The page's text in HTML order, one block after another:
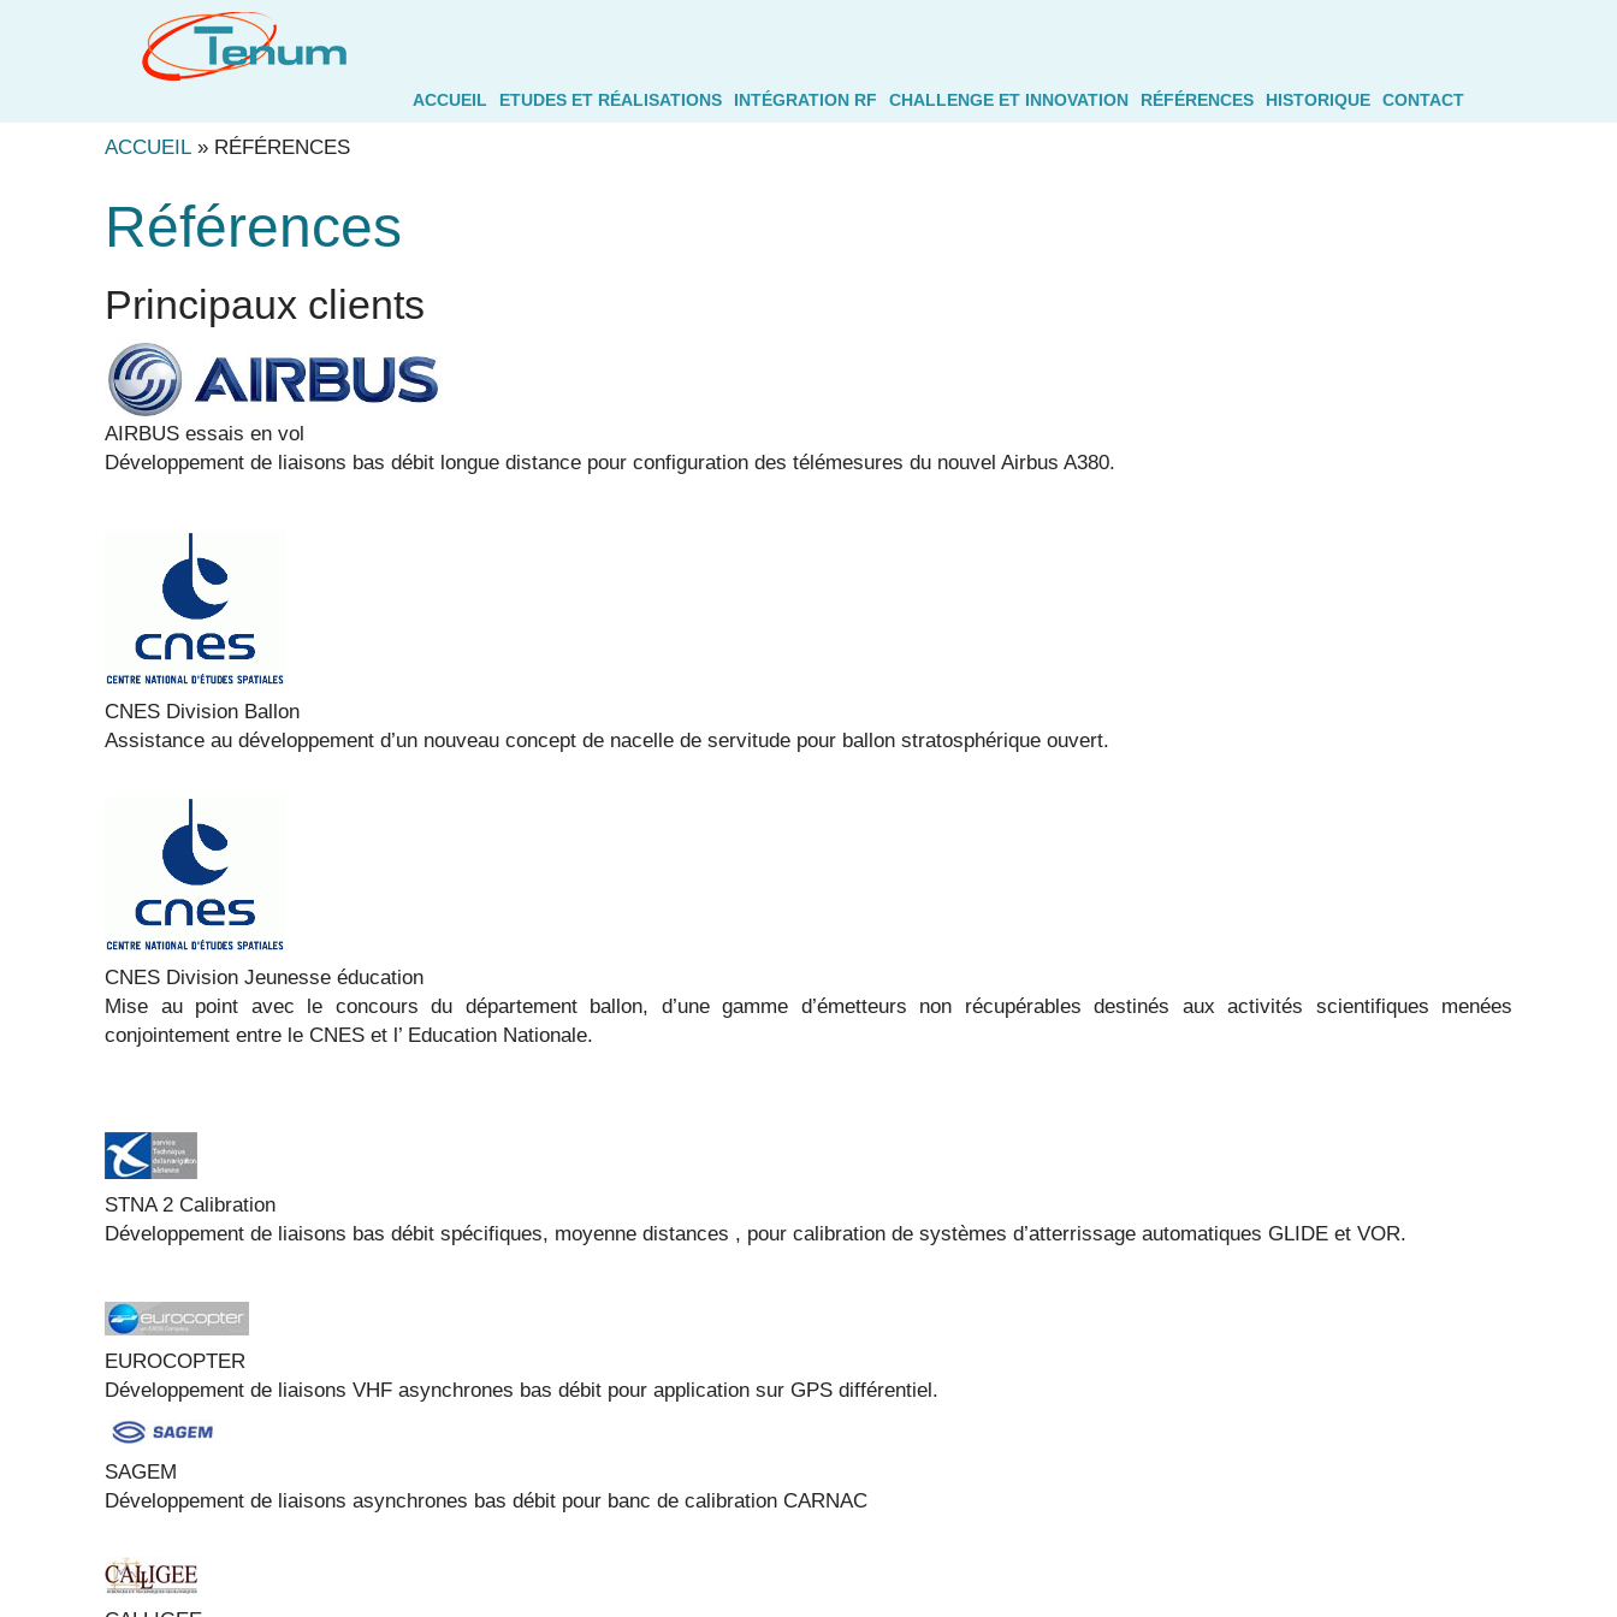
ACCUEIL ETUDES ET RÉALISATIONS INTÉGRATION RF CHALLENGE ET INNOVATION RÉFÉRENCES HISTORIQUE CONTACT
ACCUEIL » RÉFÉRENCES
Références
Principaux clients
AIRBUS essais en vol
Développement de liaisons bas débit longue distance pour configuration des télémesures du nouvel Airbus A380.
CNES Division Ballon
Assistance au développement d’un nouveau concept de nacelle de servitude pour ballon stratosphérique ouvert.
CNES Division Jeunesse éducation
Mise au point avec le concours du département ballon, d’une gamme d’émetteurs non récupérables destinés aux activités scientifiques menées
conjointement entre le CNES et l’ Education Nationale.
STNA 2 Calibration
Développement de liaisons bas débit spécifiques, moyenne distances , pour calibration de systèmes d’atterrissage automatiques GLIDE et VOR.
EUROCOPTER
Développement de liaisons VHF asynchrones bas débit pour application sur GPS différentiel.
SAGEM
Développement de liaisons asynchrones bas débit pour banc de calibration CARNAC